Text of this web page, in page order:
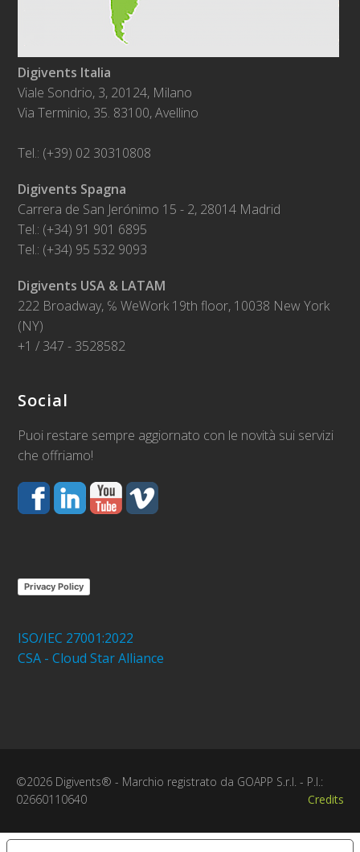
Digivents Italia
Viale Sondrio, 3, 20124, Milano
Via Terminio, 35. 83100, Avellino
Tel.: (+39) 02 30310808
Digivents Spagna
Carrera de San Jerónimo 15 - 2, 28014 Madrid
Tel.: (+34) 91 901 6895
Tel.: (+34) 95 532 9093
Digivents USA & LATAM
222 Broadway, ℅ WeWork 19th floor, 10038 New York
(NY)
+1 / 347 - 3528582
Social
Puoi restare sempre aggiornato con le novità sui servizi
che offriamo!
Privacy Policy
ISO/IEC 27001:2022
CSA - Cloud Star Alliance
©2026 Digivents® - Marchio registrato da GOAPP S.r.l. - P.I.:
02660110640
Credits